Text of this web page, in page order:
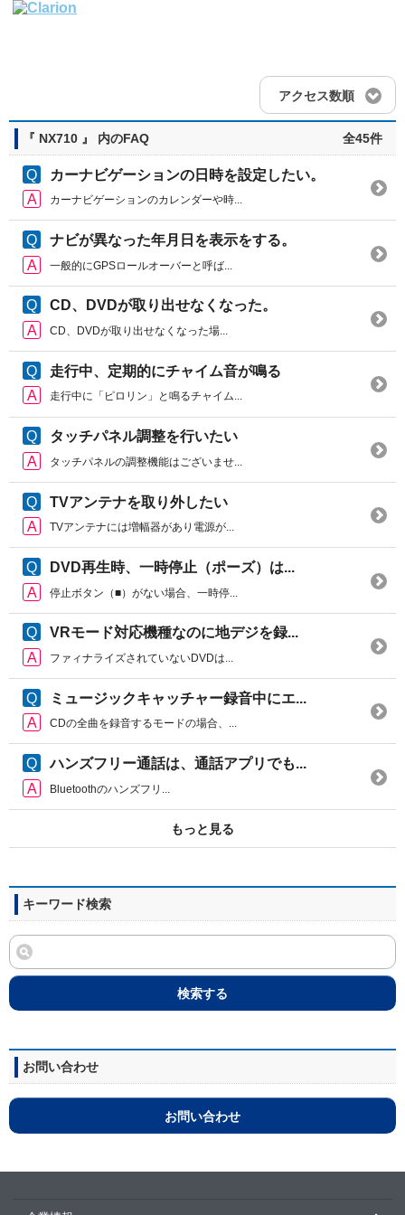
アクセス数順
『 NX710 』 内のFAQ 全45件
カーナビゲーションの日時を設定したい。
カーナビゲーションのカレンダーや時...
ナビが異なった年月日を表示をする。
一般的にGPSロールオーバーと呼ば...
CD、DVDが取り出せなくなった。
CD、DVDが取り出せなくなった場...
走行中、定期的にチャイム音が鳴る
走行中に「ピロリン」と鳴るチャイム...
タッチパネル調整を行いたい
タッチパネルの調整機能はございませ...
TVアンテナを取り外したい
TVアンテナには増幅器があり電源が...
DVD再生時、一時停止（ポーズ）は...
停止ボタン（■）がない場合、一時停...
VRモード対応機種なのに地デジを録...
ファィナライズされていないDVDは...
ミュージックキャッチャー録音中にエ...
CDの全曲を録音するモードの場合、...
ハンズフリー通話は、通話アプリでも...
Bluetoothのハンズフリ...
もっと見る
キーワード検索
検索する
お問い合わせ
お問い合わせ